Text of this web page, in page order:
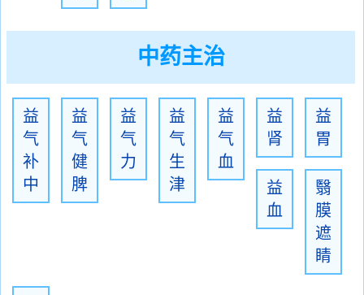
中药主治
益
气
补
中
益
气
健
脾
益
气
力
益
气
生
津
益
气
血
益
肾
益
胃
益
血
翳
膜
遮
睛